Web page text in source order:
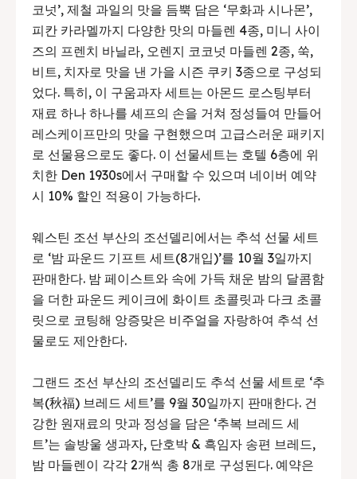
코넛’, 제철 과일의 맛을 듬뿍 담은 ‘무화과 시나몬’,
피칸 카라멜까지 다양한 맛의 마들렌 4종, 미니 사이
즈의 프렌치 바닐라, 오렌지 코코넛 마들렌 2종, 쑥,
비트, 치자로 맛을 낸 가을 시즌 쿠키 3종으로 구성되
었다. 특히, 이 구움과자 세트는 아몬드 로스팅부터
재료 하나 하나를 셰프의 손을 거쳐 정성들여 만들어
레스케이프만의 맛을 구현했으며 고급스러운 패키지
로 선물용으로도 좋다. 이 선물세트는 호텔 6층에 위
치한 Den 1930s에서 구매할 수 있으며 네이버 예약
시 10% 할인 적용이 가능하다.
웨스틴 조선 부산의 조선델리에서는 추석 선물 세트
로 ‘밤 파운드 기프트 세트(8개입)’를 10월 3일까지
판매한다. 밤 페이스트와 속에 가득 채운 밤의 달콤함
을 더한 파운드 케이크에 화이트 초콜릿과 다크 초콜
릿으로 코팅해 앙증맞은 비주얼을 자랑하여 추석 선
물로도 제안한다.
그랜드 조선 부산의 조선델리도 추석 선물 세트로 ‘추
복(秋福) 브레드 세트’를 9월 30일까지 판매한다. 건
강한 원재료의 맛과 정성을 담은 ‘추복 브레드 세
트’는 솔방울 생과자, 단호박 & 흑임자 송편 브레드,
밤 마들렌이 각각 2개씩 총 8개로 구성된다. 예약은